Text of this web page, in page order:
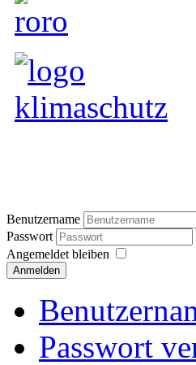
Benutzername
Passwort
Angemeldet bleiben
Anmelden
Passwort